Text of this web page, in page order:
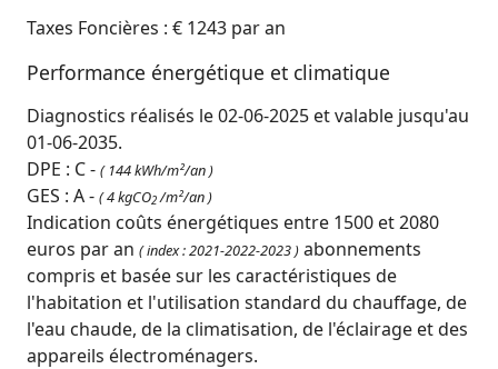
Taxes Foncières : € 1243 par an
Performance énergétique et climatique
Diagnostics réalisés le 02-06-2025 et valable jusqu'au
01-06-2035.
DPE : C - ( 144 kWh/m²/an )
GES : A - ( 4 kgCO2/m²/an )
Indication coûts énergétiques entre 1500 et 2080
euros par an ( index : 2021-2022-2023 ) abonnements
compris et basée sur les caractéristiques de
l'habitation et l'utilisation standard du chauffage, de
l'eau chaude, de la climatisation, de l'éclairage et des
appareils électroménagers.